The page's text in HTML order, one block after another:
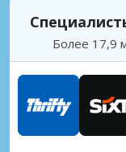
Лиссабон,
Лиссабон,
Лиссабон,
Более 17,9